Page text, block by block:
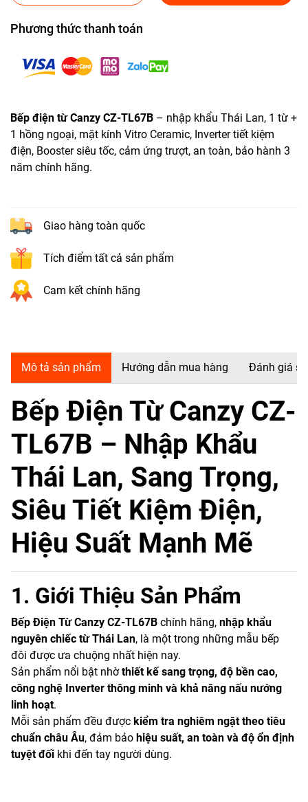
Phương thức thanh toán
Bếp điện từ Canzy CZ-TL67B – nhập khẩu Thái Lan, 1 từ +
1 hồng ngoại, mặt kính Vitro Ceramic, Inverter tiết kiệm
điện, Booster siêu tốc, cảm ứng trượt, an toàn, bảo hành 3
năm chính hãng.
Giao hàng toàn quốc
Tích điểm tất cả sản phẩm
Cam kết chính hãng
Mô tả sản phẩm Hướng dẫn mua hàng Đánh giá
Bếp Điện Từ Canzy CZ-
TL67B – Nhập Khẩu
Thái Lan, Sang Trọng,
Siêu Tiết Kiệm Điện,
Hiệu Suất Mạnh Mẽ
1. Giới Thiệu Sản Phẩm
Bếp Điện Từ Canzy CZ-TL67B chính hãng, nhập khẩu
nguyên chiếc từ Thái Lan, là một trong những mẫu bếp
đôi được ưa chuộng nhất hiện nay.
Sản phẩm nổi bật nhờthiết kế sang trọng, độ bền cao,
công nghệ Inverter thông minh và khả năng nấu nướng
linh hoạt.
Mỗi sản phẩm đều được kiểm tra nghiêm ngặt theo tiêu
chuẩn châu Âu, đảm bảo hiệu suất, an toàn và độ ổn định
tuyệt đối khi đến tay người dùng.